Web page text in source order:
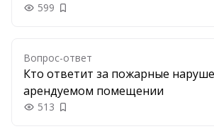
599 Добавить в закладки
Вопрос-ответ
Кто ответит за пожарные
арендуемом помещении
513 Добавить в закладки